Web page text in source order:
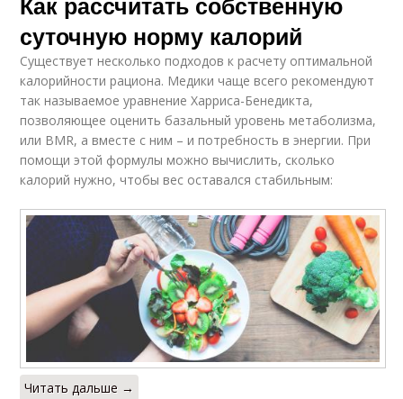
суточную норму калорий
Существует несколько подходов к расчету оптимальной
калорийности рациона. Медики чаще всего рекомендуют
так называемое уравнение Харриса-Бенедикта,
позволяющее оценить базальный уровень метаболизма,
или BMR, а вместе с ним – и потребность в энергии. При
помощи этой формулы можно вычислить, сколько
калорий нужно, чтобы вес оставался стабильным:
Читать дальше →